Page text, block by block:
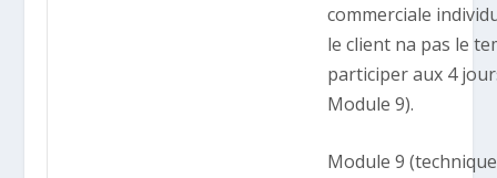
commerciale
le client na pas le
participer aux 4
Module 9).
Module 9